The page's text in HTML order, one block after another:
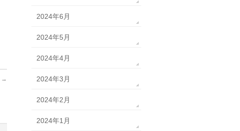
→
2024年6月
2024年5月
2024年4月
2024年3月
2024年2月
2024年1月